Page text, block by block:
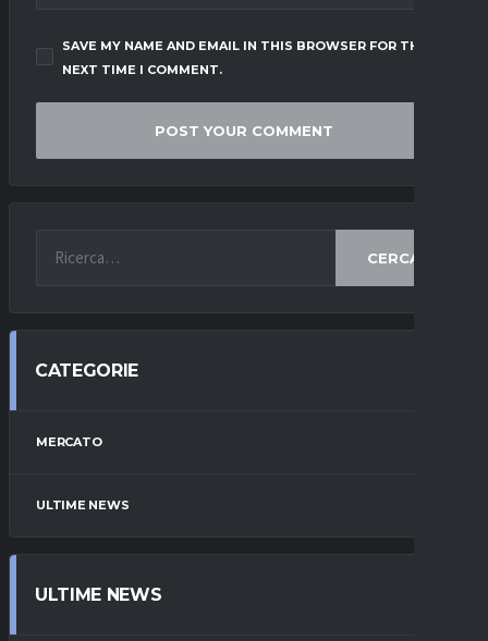
SAVE MY NAME AND EMAIL IN THIS BROWSER FOR THE
NEXT TIME I COMMENT.
CERCA
CATEGORIE
MERCATO
ULTIME NEWS
ULTIME NEWS